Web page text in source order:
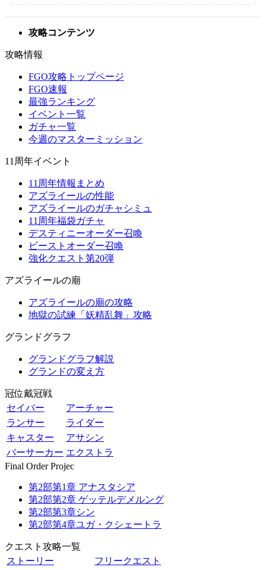
攻略コンテンツ
攻略情報
FGO攻略トップページ
FGO速報
最強ランキング
イベント一覧
ガチャ一覧
今週のマスターミッション
11周年イベント
11周年情報まとめ
アズライールの性能
アズライールのガチャシミュ
11周年福袋ガチャ
デスティニーオーダー召喚
ビーストオーダー召喚
強化クエスト第20弾
アズライールの廟
アズライールの廟の攻略
地獄の試練「妖精乱舞」攻略
グランドグラフ
グランドグラフ解説
グランドの変え方
冠位戴冠戦
セイバー
アーチャー
ランサー
ライダー
キャスター
アサシン
バーサーカー エクストラ
Final Order Projec
第2部第1章 アナスタシア
第2部第2章 ゲッテルデメルング
第2部第3章シン
第2部第4章ユガ・クシェートラ
クエスト攻略一覧
ストーリー
フリークエスト